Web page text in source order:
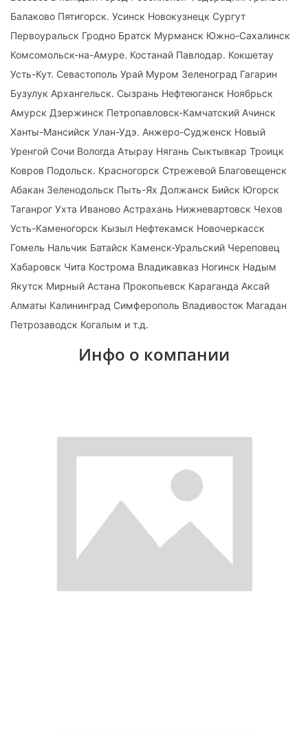
Балаково Пятигорск. Усинск Новокузнецк Сургут
Первоуральск Гродно Братск Мурманск Южно-Сахалинск
Комсомольск-на-Амуре. Костанай Павлодар. Кокшетау
Усть-Кут. Севастополь Урай Муром Зеленоград Гагарин
Бузулук Архангельск. Сызрань Нефтеюганск Ноябрьск
Амурск Дзержинск Петропавловск-Камчатский Ачинск
Ханты-Мансийск Улан-Удэ. Анжеро-Судженск Новый
Уренгой Сочи Вологда Атырау Нягань Сыктывкар Троицк
Ковров Подольск. Красногорск Стрежевой Благовещенск
Абакан Зеленодольск Пыть-Ях Должанск Бийск Югорск
Таганрог Ухта Иваново Астрахань Нижневартовск Чехов
Усть-Каменогорск Кызыл Нефтекамск Новочеркасск
Гомель Нальчик Батайск Каменск-Уральский Череповец
Хабаровск Чита Кострома Владикавказ Ногинск Надым
Якутск Мирный Астана Прокопьевск Караганда Аксай
Алматы Калининград Симферополь Владивосток Магадан
Петрозаводск Когалым и т.д.
Инфо о компании